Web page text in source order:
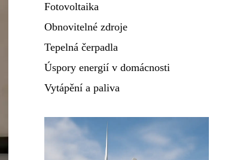
Fotovoltaika
Obnovitelné zdroje
Tepelná čerpadla
Úspory energií v domácnosti
Vytápění a paliva